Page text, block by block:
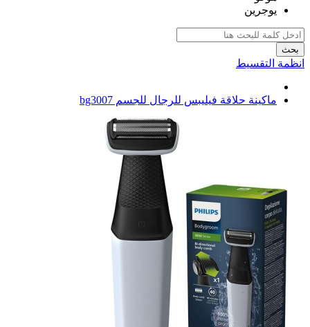
يوجرين
بحث
انظمة التقسيط
ماكينة حلاقة فيليبس للرجال للجسم bg3007